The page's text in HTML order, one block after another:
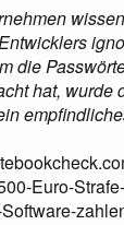
die
hat, wurde
Euro-